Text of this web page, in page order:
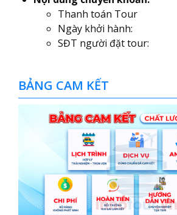
Thanh toán Tour
Ngày khởi hành:
SĐT người đặt tour:
BẢNG CAM KẾT